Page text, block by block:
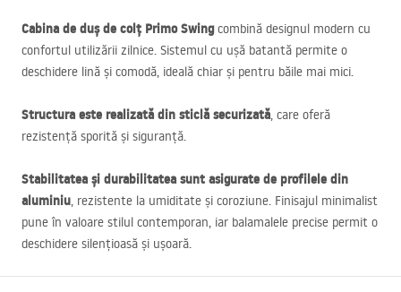
Cabina de duș de colț Primo Swingcombină designul modern cu
confortul utilizării zilnice. Sistemul cu ușă batantă permite o
deschidere lină și comodă, ideală chiar și pentru băile mai mici.
Structura este realizată din sticlă securizată, care oferă
rezistență sporită și siguranță.
Stabilitatea și durabilitatea sunt asigurate de profilele din
aluminiu, rezistente la umiditate și coroziune. Finisajul minimalist
pune în valoare stilul contemporan, iar balamalele precise permit o
deschidere silențioasă și ușoară.